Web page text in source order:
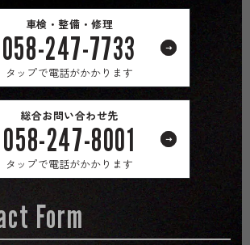
車検・整備・修理
058-247-7733
タップで電話がかかります
総合お問い合わせ先
058-247-8001
タップで電話がかかります
Form